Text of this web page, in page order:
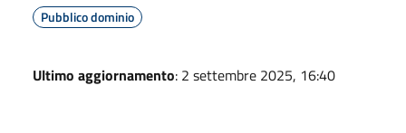
Pubblico dominio
Ultimo aggiornamento: 2 settembre 2025, 16:40